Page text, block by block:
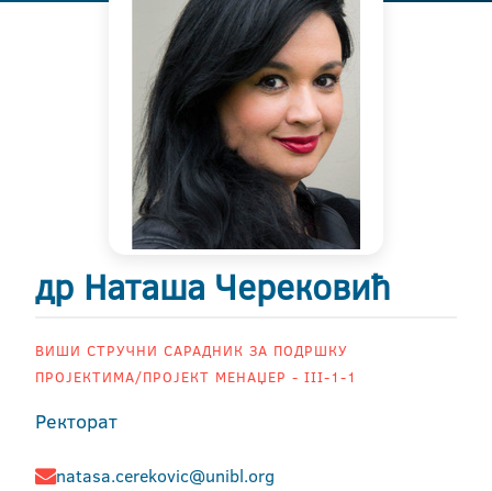
др Наташа Черековић
ВИШИ СТРУЧНИ САРАДНИК ЗА ПОДРШКУ
ПРОЈЕКТИМА/ПРОЈЕКТ МЕНАЏЕР - III-1-1
Ректорат
natasa.cerekovic@unibl.org